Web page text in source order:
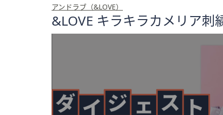
か
ら
可
能
な
矢
アンドラブ（&LOVE）
&LOVE キラキラカメリア刺